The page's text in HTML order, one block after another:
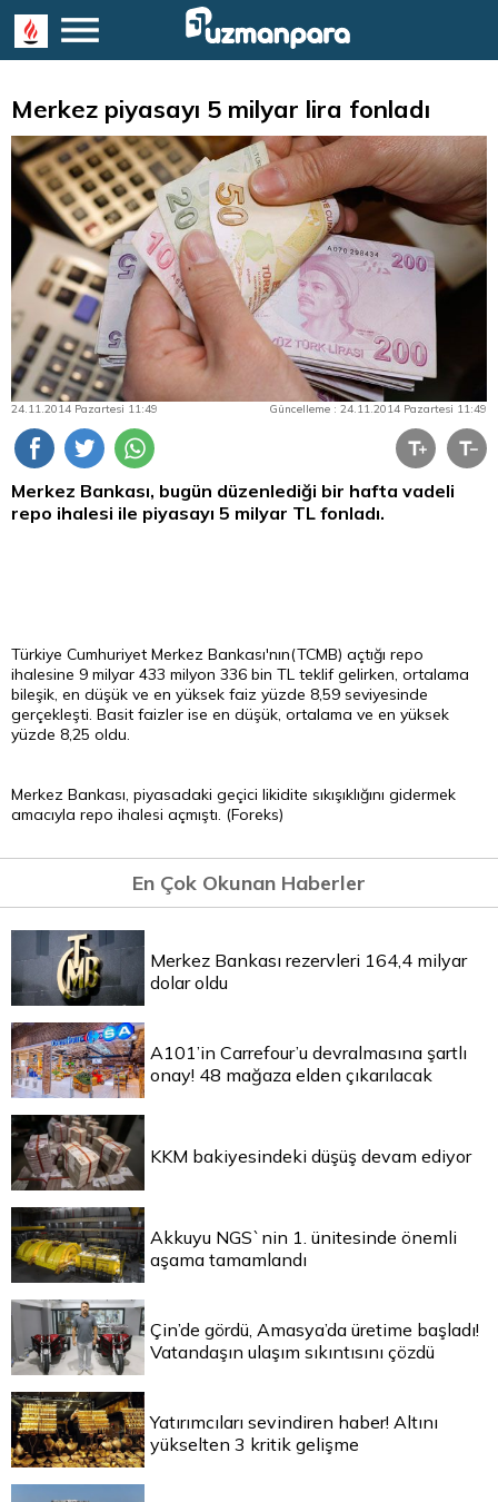
Merkez piyasayı 5 milyar lira fonladı
24.11.2014 Pazartesi 11:49 Güncelleme : 24.11.2014 Pazartesi 11:49
Merkez Bankası, bugün düzenlediği bir hafta vadeli
repo ihalesi ile piyasayı 5 milyar TL fonladı.
Türkiye Cumhuriyet Merkez Bankası'nın(TCMB) açtığı repo
ihalesine 9 milyar 433 milyon 336 bin TL teklif gelirken, ortalama
bileşik, en düşük ve en yüksek faiz yüzde 8,59 seviyesinde
gerçekleşti. Basit faizler ise en düşük, ortalama ve en yüksek
yüzde 8,25 oldu.
Merkez Bankası, piyasadaki geçici likidite sıkışıklığını gidermek
amacıyla repo ihalesi açmıştı. (Foreks)
En Çok Okunan Haberler
Merkez Bankası rezervleri 164,4 milyar
dolar oldu
A101’in Carrefour’u devralmasına şartlı
onay! 48 mağaza elden çıkarılacak
KKM bakiyesindeki düşüş devam ediyor
Akkuyu NGS`nin 1. ünitesinde önemli
aşama tamamlandı
Çin’de gördü, Amasya’da üretime başladı!
Vatandaşın ulaşım sıkıntısını çözdü
Yatırımcıları sevindiren haber! Altını
yükselten 3 kritik gelişme